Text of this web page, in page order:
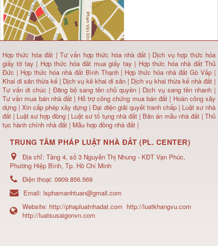
Hợp thức hóa đất |Tư vấn hợp thức hóa nhà đất| Dịch vụ hợp thức hóa
giấy tờ tay | Hợp thức hóa đất mua giấy tay | Hợp thức hóa nhà đất Thủ
Đức | Hợp thức hóa nhà đất Bình Thạnh | Hợp thức hóa nhà đất Gò Vấp |
Khai di sản thừa kế | Dịch vụ kê khai di sản | Dịch vụ khai thừa kế nhà đất |
Tư vấn di chúc | Đăng bộ sang tên chủ quyền | Dịch vụ sang tên nhanh |
Tư vấn mua bán nhà đất | Hỗ trợ công chứng mua bán đất | Hoàn công xây
dựng | Xin cấp phép xây dựng |Đại diện giải quyết tranh chấp | Luật sư nhà
đất | Luật sư hợp đồng | Luật sư tố tụng nhà đất | Bản án mẫu nhà đất|Thủ
tục hành chính nhà đất | Mẫu hợp đồng nhà đất |
TRUNG TÂM PHÁP LUẬT NHÀ ĐẤT (PL. CENTER)
Địa chỉ: Tầng 4, số 3 Nguyễn Thị Nhung - KĐT Vạn Phúc,
Phường Hiệp Bình, Tp. Hồ Chí Minh
Điện thoại: 0909.856.569
Email: lsphamanhtuan@gmail.com
Website: http://phapluatnhadat.com http://luatkhangvu.com
http://luatsusaigonvn.com